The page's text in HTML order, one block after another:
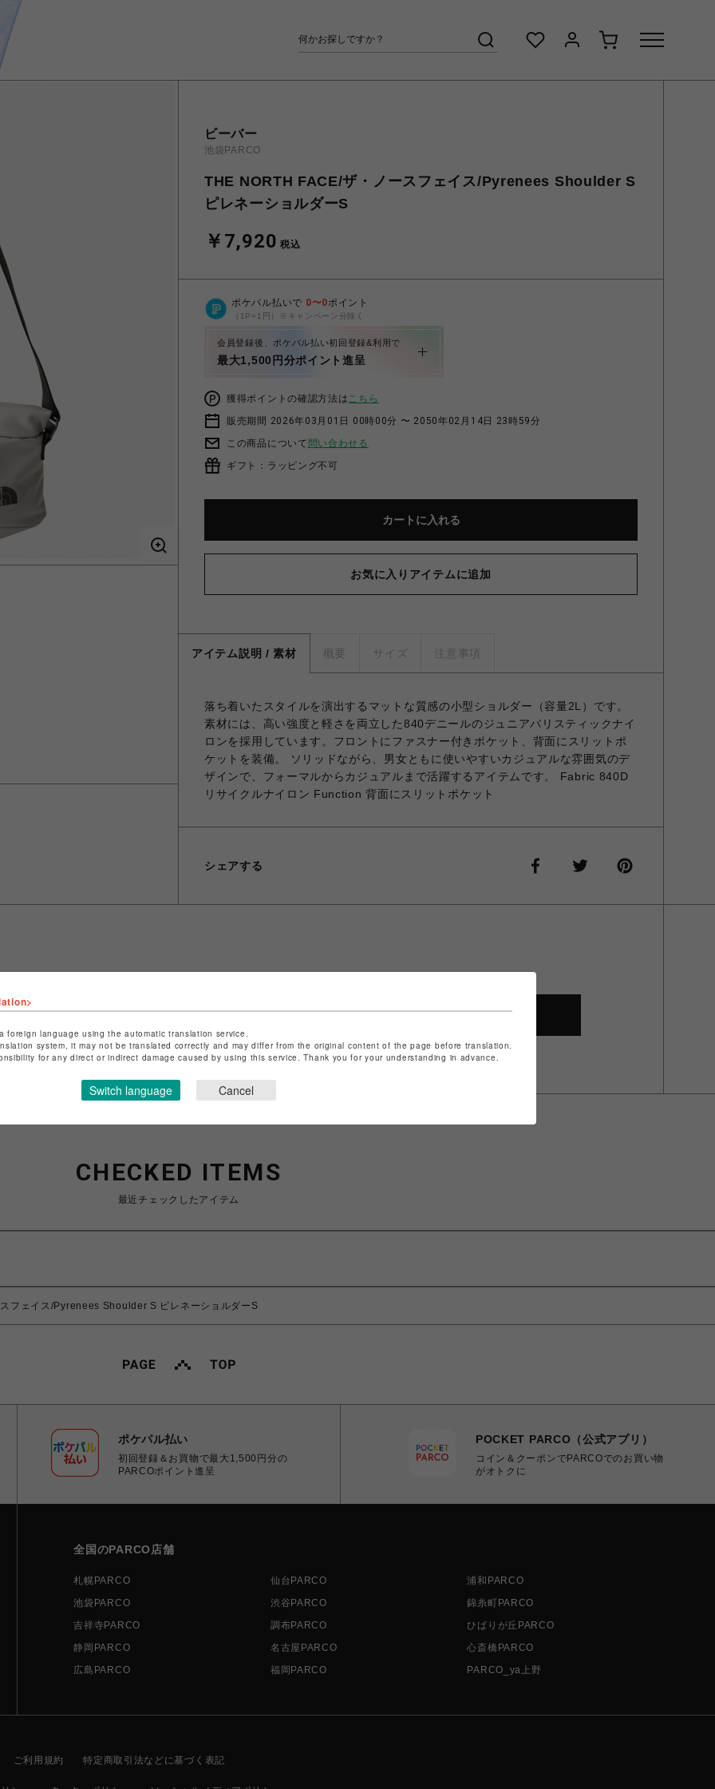
ビーバー
池袋PARCO
THE NORTH FACE/ザ・ノースフェイス/Pyrenees Shoulder S
ピレネーショルダーS
￥7,920 税込
ポケパル払いで 0〜0ポイント
（1P=1円）※キャンペーン分除く
会員登録後、ポケパル払い初回登録&利用で
最大1,500円分ポイント進呈
獲得ポイントの確認方法はこちら
販売期間 2026年03月01日 00時00分 〜 2050年02月14日 23時59分
この商品について 問い合わせる
ギフト：ラッピング不可
カートに入れる
お気に入りアイテムに追加
アイテム説明 / 素材 概要 サイズ 注意事項
落ち着いたスタイルを演出するマットな質感の小型ショルダー（容量2L）です。
素材には、高い強度と軽さを両立した840デニールのジュニアバリスティックナイ
ロンを採用しています。フロントにファスナー付きポケット、背面にスリットポ
ケットを装備。 ソリッドながら、男女ともに使いやすいカジュアルな雰囲気のデ
ザインで、フォーマルからカジュアルまで活躍するアイテムです。 Fabric 840D
リサイクルナイロン Function 背面にスリットポケット
シェアする
舗名
定商取引法など法令に基づく表記はこちら
ョップお問い合わせはこちら
SHOP TOP
CHECKED ITEMS
最近チェックしたアイテム
フェイス/Pyrenees Shoulder S ピレネーショルダーS
ポケパル払い
初回登録＆お買物で最大1,500円分の
PARCOポイント進呈
POCKET PARCO（公式アプリ）
コイン＆クーポンでPARCOでのお買い物
がオトクに
全国のPARCO店舗
札幌PARCO 仙台PARCO
浦和PARCO
池袋PARCO
渋谷PARCO
錦糸町PARCO
吉祥寺PARCO
調布PARCO
ひばりが丘PARCO
静岡PARCO
名古屋PARCO
心斎橋PARCO
広島PARCO
福岡PARCO PARCO_ya上野
ご利用規約 特定商取引法などに基づく表記
foreign language using the automatic translation service.
system, it may not be translated correctly and may differ from the original content of the page before translation.
for any direct or indirect damage caused by using this service. Thank you for your understanding in advance.
Switch language Cancel